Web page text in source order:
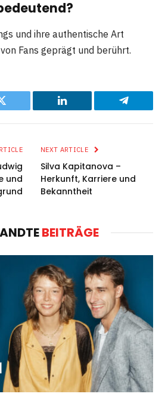
und ihre authentische Art
Fans geprägt und berührt.
Twitter LinkedIn Telegram
und
NEXT ARTICLE
Silva Kapitanova –
Herkunft, Karriere und
Bekanntheit
BEITRÄGE